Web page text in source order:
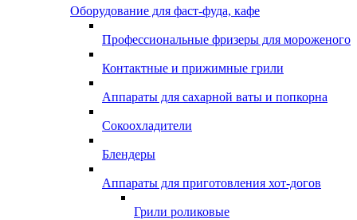
Оборудование для фаст-фуда, кафе
Профессиональные фризеры для мороженого
Контактные и прижимные грили
Аппараты для сахарной ваты и попкорна
Сокоохладители
Блендеры
Аппараты для приготовления хот-догов
Грили роликовые